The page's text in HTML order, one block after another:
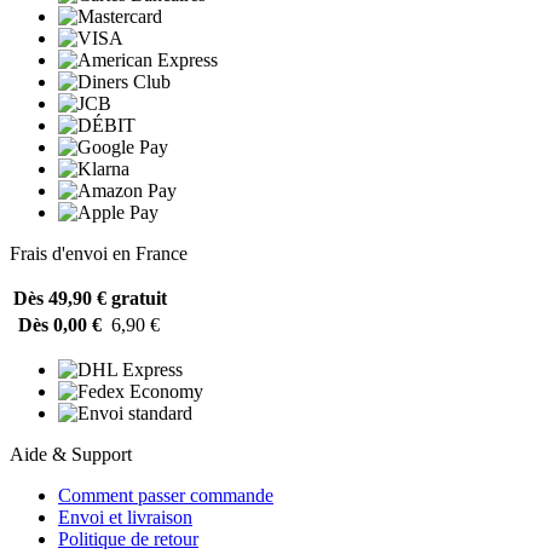
Frais d'envoi en France
Dès 49,90 € gratuit
Dès 0,00 € 6,90 €
Aide & Support
Comment passer commande
Envoi et livraison
Politique de retour